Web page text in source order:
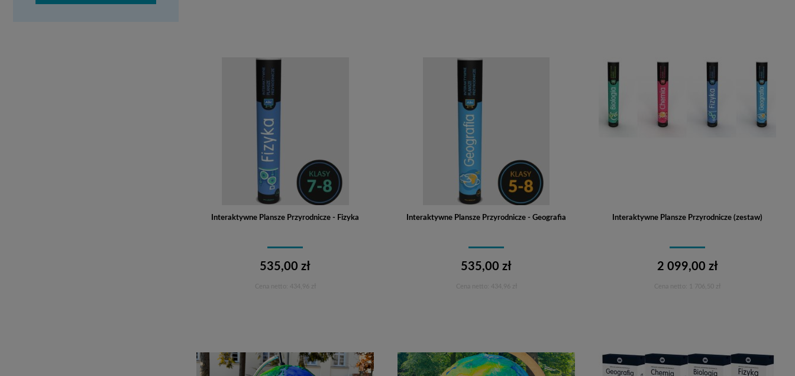
Interaktywne Plansze Przyrodnicze - Fizyka
535,00 zł
434,96 zł
Interaktywne Plansze Przyrodnicze - Geografia
535,00 zł
434,96 zł
Interaktywne Plansze Przyrodnicze (zestaw)
2 099,00 zł
1 706,50 zł